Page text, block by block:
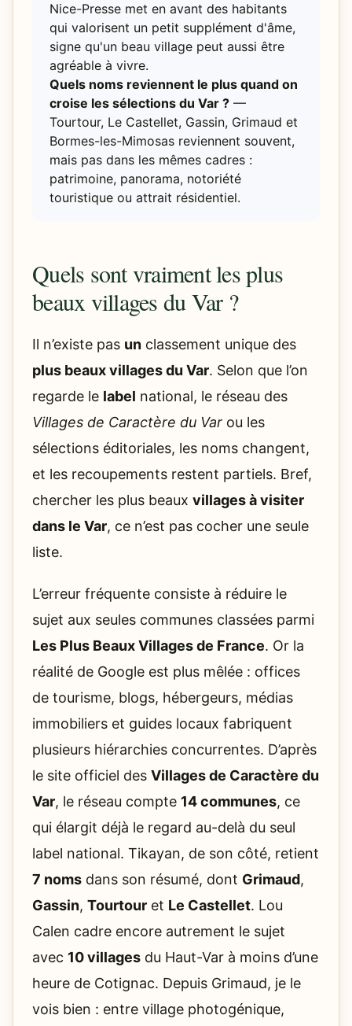
Nice-Presse met en avant des habitants
qui valorisent un petit supplément d'âme,
signe qu'un beau village peut aussi être
agréable à vivre.
Quels noms reviennent le plus quand on
croise les sélections du Var ? —
Tourtour, Le Castellet, Gassin, Grimaud et
Bormes-les-Mimosas reviennent souvent,
mais pas dans les mêmes cadres :
patrimoine, panorama, notoriété
touristique ou attrait résidentiel.
Quels sont vraiment les plus
beaux villages du Var ?
Il n’existe pas un classement unique des
plus beaux villages du Var. Selon que l’on
regarde le label national, le réseau des
Villages de Caractère du Var ou les
sélections éditoriales, les noms changent,
et les recoupements restent partiels. Bref,
chercher les plus beaux villages à visiter
dans le Var, ce n’est pas cocher une seule
liste.
L’erreur fréquente consiste à réduire le
sujet aux seules communes classées parmi
Les Plus Beaux Villages de France. Or la
réalité de Google est plus mêlée : offices
de tourisme, blogs, hébergeurs, médias
immobiliers et guides locaux fabriquent
plusieurs hiérarchies concurrentes. D’après
le site officiel des Villages de Caractère du
Var, le réseau compte 14 communes, ce
qui élargit déjà le regard au-delà du seul
label national. Tikayan, de son côté, retient
7 noms dans son résumé, dont Grimaud,
Gassin, Tourtour et Le Castellet. Lou
Calen cadre encore autrement le sujet
avec 10 villages du Haut-Var à moins d’une
heure de Cotignac. Depuis Grimaud, je le
vois bien : entre village photogénique,